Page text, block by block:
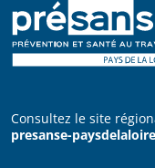
Consultez le site
presanse-